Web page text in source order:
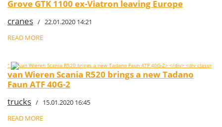
Grove GTK 1100 ex-Viatron leaving Europe
cranes / 22.01.2020 14:21
READ MORE
"
van Wieren Scania R520 brings a new Tadano
Faun ATF 40G-2
trucks / 15.01.2020 16:45
READ MORE